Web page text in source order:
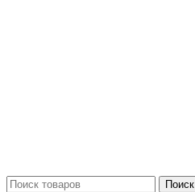
Поиск